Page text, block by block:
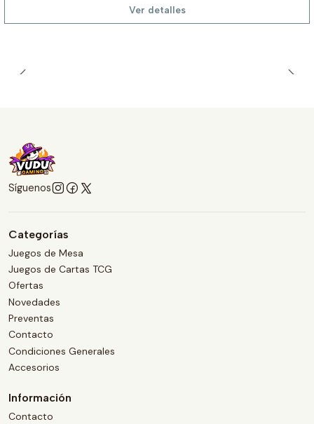
Ver detalles
Síguenos
Categorías
Juegos de Mesa
Juegos de Cartas TCG
Ofertas
Novedades
Preventas
Contacto
Condiciones Generales
Accesorios
Información
Contacto